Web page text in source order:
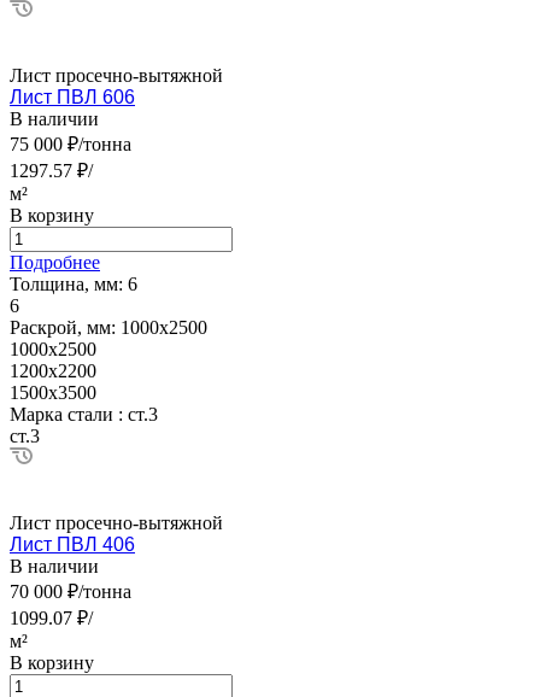
Лист просечно-вытяжной
Лист ПВЛ 606
В наличии
75 000 ₽/тонна
1297.57 ₽/
м²
В корзину
Подробнее
Толщина, мм: 6
6
Раскрой, мм: 1000х2500
1000х2500
1200х2200
1500х3500
Марка стали : ст.3
ст.3
Лист просечно-вытяжной
Лист ПВЛ 406
В наличии
70 000 ₽/тонна
1099.07 ₽/
м²
В корзину